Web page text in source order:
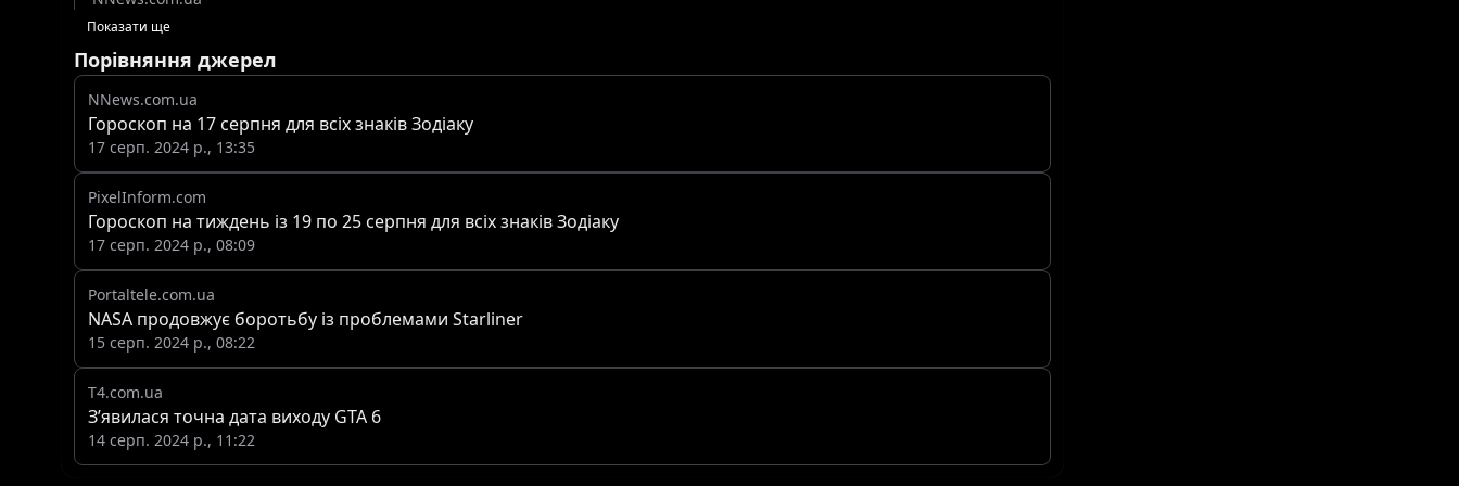
Показати ще
Порівняння джерел
NNews.com.ua
Гороскоп на 17 серпня для всіх знаків Зодіаку
17 серп. 2024 р., 13:35
PixelInform.com
Гороскоп на тиждень із 19 по 25 серпня для всіх знаків Зодіаку
17 серп. 2024 р., 08:09
Portaltele.com.ua
NASA продовжує боротьбу із проблемами Starliner
15 серп. 2024 р., 08:22
T4.com.ua
З’явилася точна дата виходу GTA 6
14 серп. 2024 р., 11:22